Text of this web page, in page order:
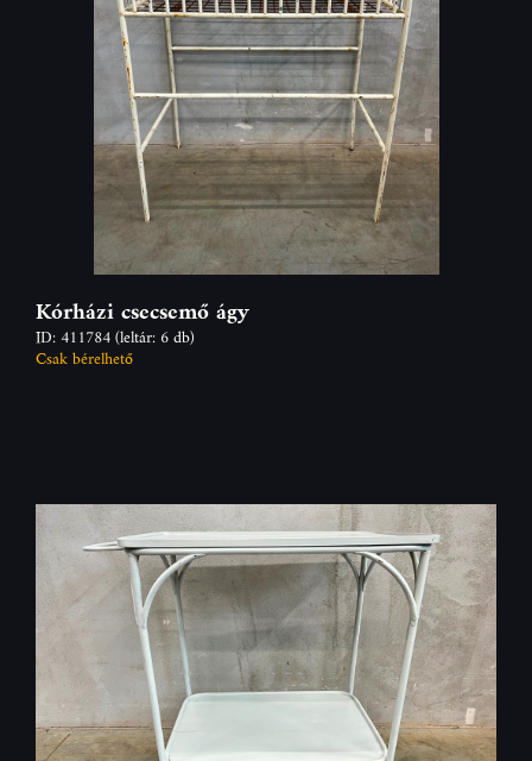
Kórházi csecsemő ágy
ID: 411784(leltár: 6 db)
Csak bérelhető